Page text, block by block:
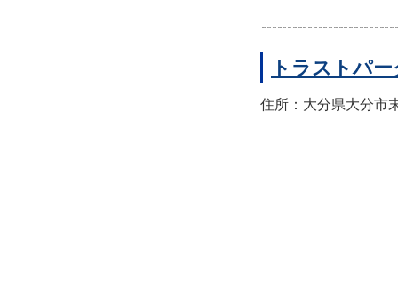
トラストパ
住所：大分県大分市